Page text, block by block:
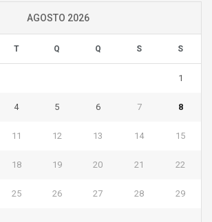
AGOSTO 2026
T Q Q S S
1
4 5 6 7 8
11 12 13 14 15
18 19 20 21 22
25 26 27 28 29